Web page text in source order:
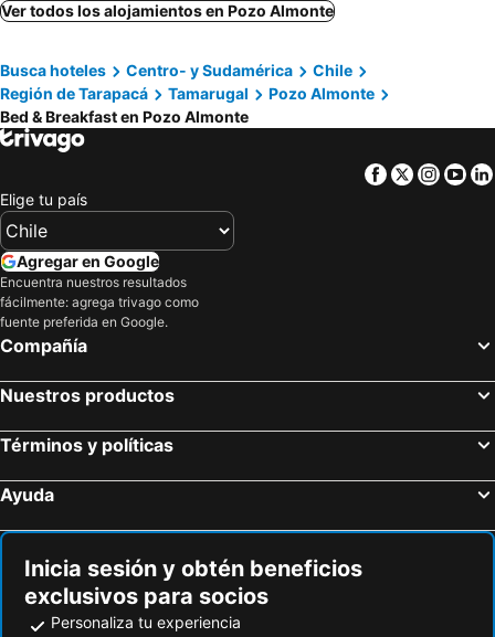
Ver todos los alojamientos en Pozo Almonte
Busca hoteles Centro- y Sudamérica
Chile
Región de Tarapacá
Tamarugal
Pozo Almonte
Bed & Breakfast en Pozo Almonte
Facebook
Twitter
Elige tu país
Agregar en Google
Encuentra nuestros resultados
fácilmente: agrega trivago como
fuente preferida en Google.
Compañía
Nuestros productos
Términos y políticas
Ayuda
Inicia sesión y obtén beneficios
exclusivos para socios
Personaliza tu experiencia